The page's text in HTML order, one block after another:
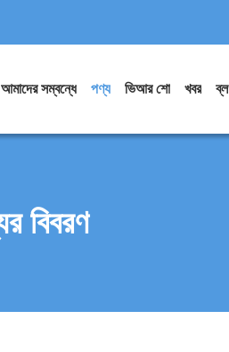
আমাদের সম্বন্ধে পণ্য ভিআর শো খবর
বিবরণ